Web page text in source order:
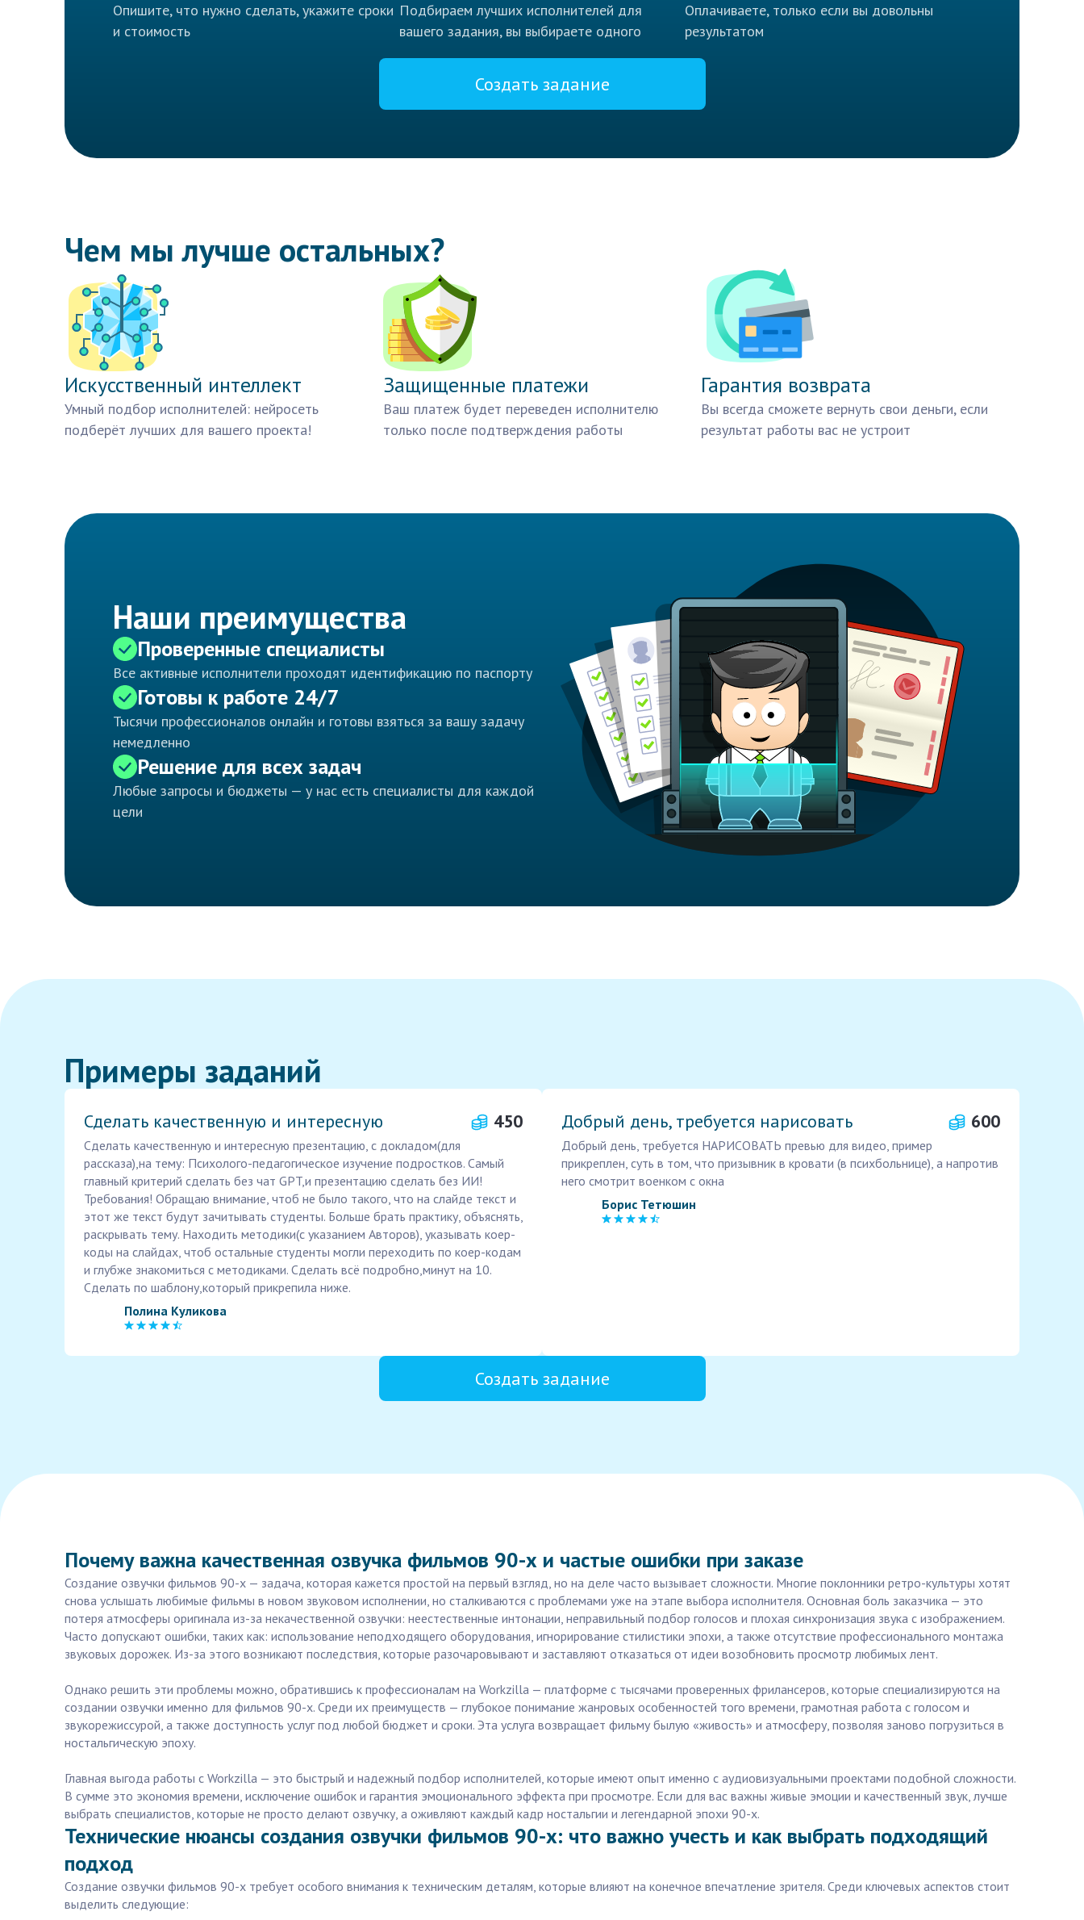
Опишите, что нужно сделать, укажите сроки
и стоимость
Подбираем лучших исполнителей для
вашего задания, вы выбираете одного
Оплачиваете, только если вы довольны
результатом
Создать задание
Чем мы лучше остальных?
Искусственный интеллект
Умный подбор исполнителей: нейросеть
подберёт лучших для вашего проекта!
Защищенные платежи
Ваш платеж будет переведен исполнителю
только после подтверждения работы
Гарантия возврата
Вы всегда сможете вернуть свои деньги, если
результат работы вас не устроит
Наши преимущества
Проверенные специалисты
Все активные исполнители проходят идентификацию по паспорту
Готовы к работе 24/7
Тысячи профессионалов онлайн и готовы взяться за вашу задачу
немедленно
Решение для всех задач
Любые запросы и бюджеты — у нас есть специалисты для каждой
цели
Примеры заданий
Сделать качественную и интересную 450
Сделать качественную и интересную презентацию, с докладом(для
рассказа),на тему: Психолого-педагогическое изучение подростков. Самый
главный критерий сделать без чат GPT,и презентацию сделать без ИИ!
Требования! Обращаю внимание, чтоб не было такого, что на слайде текст и
этот же текст будут зачитывать студенты. Больше брать практику, объяснять,
раскрывать тему. Находить методики(с указанием Авторов), указывать коер-
коды на слайдах, чтоб остальные студенты могли переходить по коер-кодам
и глубже знакомиться с методиками. Сделать всё подробно,минут на 10.
Сделать по шаблону,который прикрепила ниже.
Полина Куликова
Добрый день, требуется нарисовать 600
Добрый день, требуется НАРИСОВАТЬ превью для видео, пример
прикреплен, суть в том, что призывник в кровати (в психбольнице), а напротив
него смотрит военком с окна
Борис Тетюшин
Создать задание
Почему важна качественная озвучка фильмов 90-х и частые ошибки при заказе
Создание озвучки фильмов 90-х — задача, которая кажется простой на первый взгляд, но на деле часто вызывает сложности. Многие поклонники ретро-культуры хотят
снова услышать любимые фильмы в новом звуковом исполнении, но сталкиваются с проблемами уже на этапе выбора исполнителя. Основная боль заказчика — это
потеря атмосферы оригинала из-за некачественной озвучки: неестественные интонации, неправильный подбор голосов и плохая синхронизация звука с изображением.
Часто допускают ошибки, таких как: использование неподходящего оборудования, игнорирование стилистики эпохи, а также отсутствие профессионального монтажа
звуковых дорожек. Из-за этого возникают последствия, которые разочаровывают и заставляют отказаться от идеи возобновить просмотр любимых лент.
Однако решить эти проблемы можно, обратившись к профессионалам на Workzilla — платформе с тысячами проверенных фрилансеров, которые специализируются на
создании озвучки именно для фильмов 90-х. Среди их преимуществ — глубокое понимание жанровых особенностей того времени, грамотная работа с голосом и
звукорежиссурой, а также доступность услуг под любой бюджет и сроки. Эта услуга возвращает фильму былую «живость» и атмосферу, позволяя заново погрузиться в
ностальгическую эпоху.
Главная выгода работы с Workzilla — это быстрый и надежный подбор исполнителей, которые имеют опыт именно с аудиовизуальными проектами подобной сложности.
В сумме это экономия времени, исключение ошибок и гарантия эмоционального эффекта при просмотре. Если для вас важны живые эмоции и качественный звук, лучше
выбрать специалистов, которые не просто делают озвучку, а оживляют каждый кадр ностальгии и легендарной эпохи 90-х.
Технические нюансы создания озвучки фильмов 90-х: что важно учесть и как выбрать подходящий
подход
Создание озвучки фильмов 90-х требует особого внимания к техническим деталям, которые влияют на конечное впечатление зрителя. Среди ключевых аспектов стоит
выделить следующие: